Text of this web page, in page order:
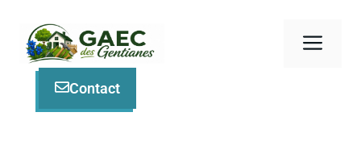
contenu
Contact